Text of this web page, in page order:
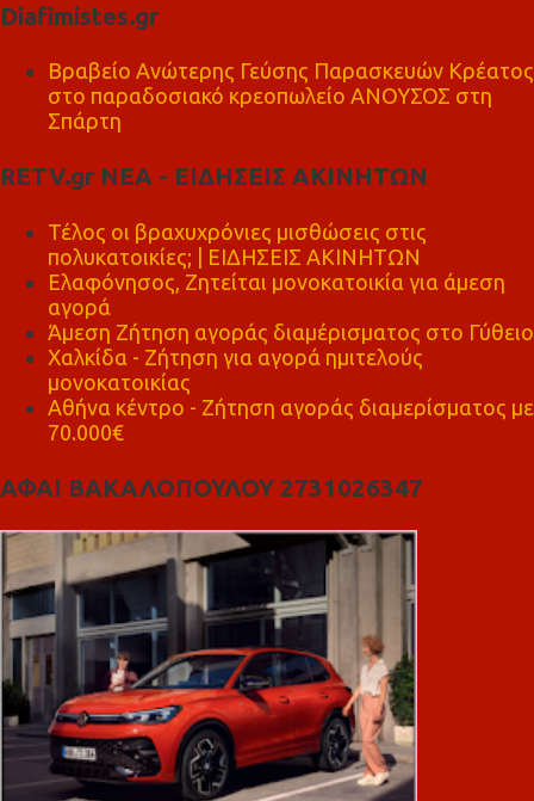
Diafimistes.gr
Βραβείο Ανώτερης Γεύσης Παρασκευών Κρέατος
στο παραδοσιακό κρεοπωλείο ΑΝΟΥΣΟΣ στη
Σπάρτη
RETV.gr ΝΕΑ - ΕΙΔΗΣΕΙΣ ΑΚΙΝΗΤΩΝ
Τέλος οι βραχυχρόνιες μισθώσεις στις
πολυκατοικίες; | ΕΙΔΗΣΕΙΣ ΑΚΙΝΗΤΩΝ
Ελαφόνησος, Ζητείται μονοκατοικία για άμεση
αγορά
Άμεση Ζήτηση αγοράς διαμέρισματος στο Γύθειο
Χαλκίδα - Ζήτηση για αγορά ημιτελούς
μονοκατοικίας
Αθήνα κέντρο - Ζήτηση αγοράς διαμερίσματος με
70.000€
ΑΦΑΙ ΒΑΚΑΛΟΠΟΥΛΟΥ 2731026347